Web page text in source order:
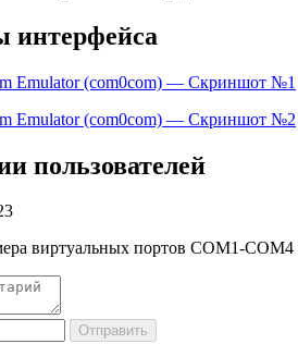
пользователей
виртуальных портов СОМ1-